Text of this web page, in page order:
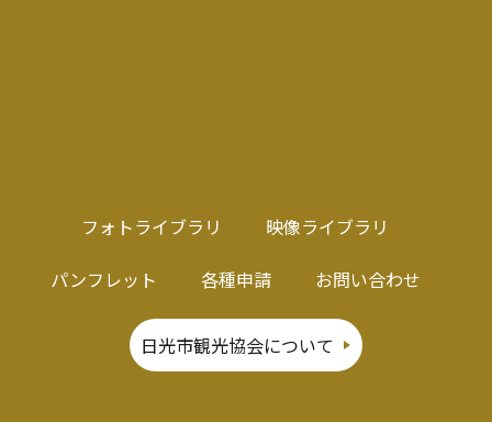
フォトライブラリ
映像ライブラリ
パンフレット
各種申請 お問い合わせ
日光市観光協会について